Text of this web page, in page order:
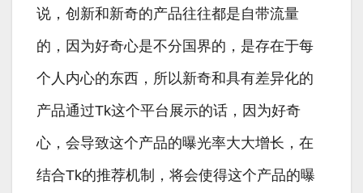
说，创新和新奇的产品往往都是自带流量
的，因为好奇心是不分国界的，是存在于每
个人内心的东西，所以新奇和具有差异化的
产品通过Tk这个平台展示的话，因为好奇
心，会导致这个产品的曝光率大大增长，在
结合Tk的推荐机制，将会使得这个产品的曝